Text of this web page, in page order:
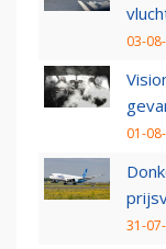
03-
01-
31-